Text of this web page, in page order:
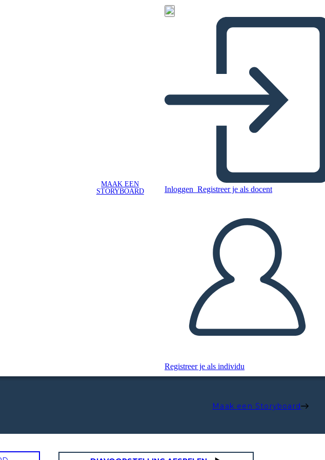
MAAK EEN
STORYBOARD
Inloggen Registreer je als docent
Registreer je als individu
Maak een Storyboard